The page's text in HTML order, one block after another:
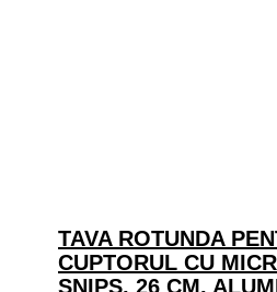
TAVA ROTUNDA
CUPTORUL CU
SNIPS, 26 CM,